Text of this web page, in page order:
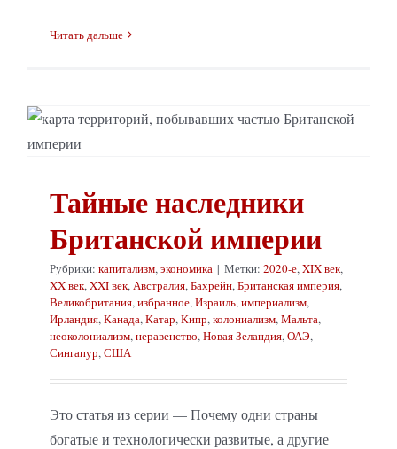
Читать дальше
Тайные наследники
Британской империи
Рубрики: капитализм,экономика | Метки: 2020-е,XIX век,
XX век,XXI век,Австралия,Бахрейн,Британская империя,
Великобритания,избранное,Израиль,империализм,
Ирландия,Канада,Катар,Кипр,колониализм,Мальта,
неоколониализм,неравенство,Новая Зеландия,ОАЭ,
Сингапур,США
Это статья из серии — Почему одни страны
богатые и технологически развитые, а другие